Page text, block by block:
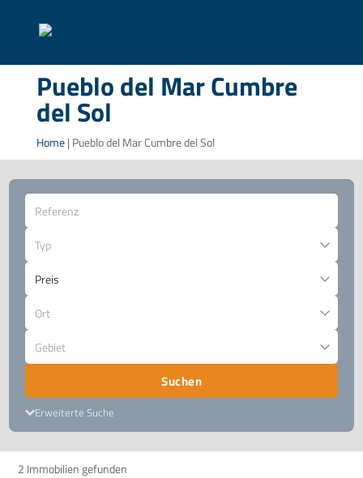
Pueblo del Mar Cumbre
del Sol
Home| Pueblo del Mar Cumbre del Sol
Typ
Ort
Gebiet
Suchen
Erweiterte Suche
2 Immobilien gefunden